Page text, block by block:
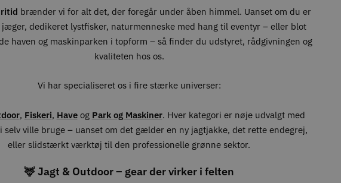
brænder vi for alt det, der foregår under åben himmel. Uanset om du er
jæger, dedikeret lystfisker, naturmenneske med hang til eventyr – eller blot
haven og maskinparken i topform – så finder du udstyret, rådgivningen og
kvaliteten hos os.
Vi har specialiseret os i fire stærke universer:
, Fiskeri, Haveog Park og Maskiner. Hver kategori er nøje udvalgt med
selv ville bruge – uanset om det gælder en ny jagtjakke, det rette endegrej,
eller slidstærkt værktøj til den professionelle grønne sektor.
🦌 Jagt & Outdoor – gear der virker i felten